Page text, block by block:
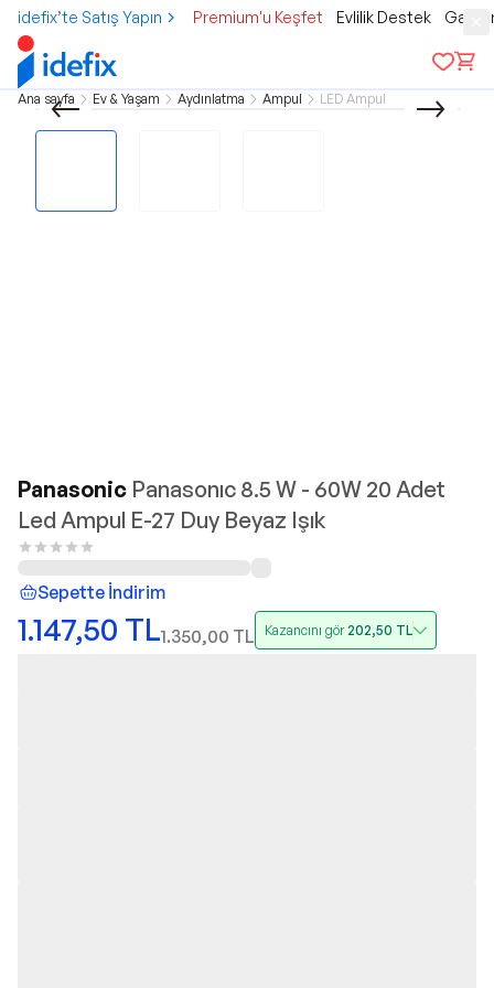
idefix’te Satış Yapın Premium'u Keşfet Evlilik Destek
Ana sayfa Ev & Yaşam Aydınlatma Ampul LED Ampul
Panasonic Panasonıc 8.5 W - 60W 20 Adet
Led Ampul E-27 Duy Beyaz Işık
Sepette İndirim
1.147,50 TL1.350,00 TL Kazancını gör202,50 TL